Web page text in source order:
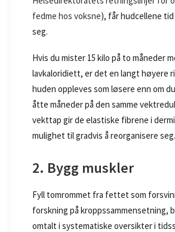
fedme hos voksne), får hudcellene
seg.
Hvis du mister 15 kilo på to måneder
lavkaloridiett, er det en langt høyere
huden oppleves som løsere enn om
åtte måneder på den samme
vekttap gir de elastiske fibrene i
mulighet til gradvis å reorganisere seg.
2. Bygg muskler
Fyll tomrommet fra fettet som
forskning på kroppssammensetning,
omtalt i systematiske oversikter i